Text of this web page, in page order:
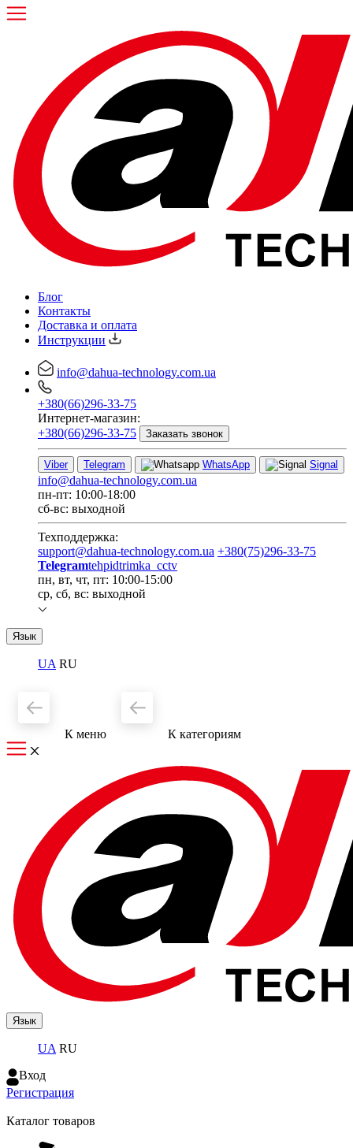
Блог
Контакты
Доставка и оплата
Инструкции
info@dahua-technology.com.ua
+380(66)296-33-75
Интернет-магазин:
+380(66)296-33-75
Заказать звонок
Viber Telegram WhatsApp Signal
info@dahua-technology.com.ua
пн-пт: 10:00-18:00
сб-вс: выходной
Техподдержка:
support@dahua-technology.com.ua +380(75)296-33-75
Telegramtehpidtrimka_cctv
пн, вт, чт, пт: 10:00-15:00
ср, сб, вс: выходной
Язык
UA RU
К меню К категориям
Язык
UA RU
Вход
Регистрация
Каталог товаров